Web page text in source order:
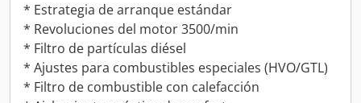
* Estrategia de arranque estándar
* Revoluciones del motor 3500/min
* Filtro de partículas diésel
* Ajustes para combustibles especiales (HVO/GTL)
* Filtro de combustible con calefacción